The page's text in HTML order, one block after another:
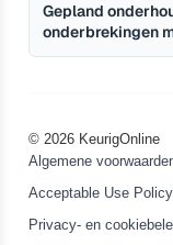
Gepland
onderbrekingen
© 2026 KeurigOnline
Algemene
Acceptable Use Policy
Privacy- en